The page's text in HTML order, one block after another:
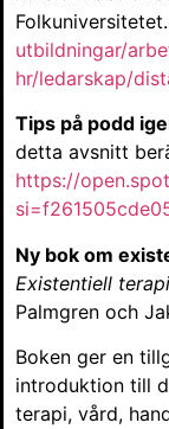
Folkuniversitetet.
utbildningar/
hr/ledarskap/
Tips på podd
detta avsnitt
https://
Ny bok om
Existentiell
Palmgren och
Boken ger en
introduktion till
terapi, vård,